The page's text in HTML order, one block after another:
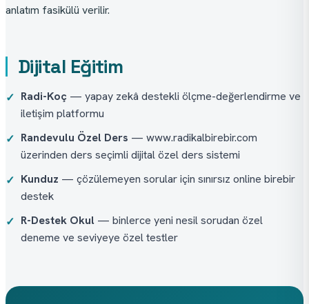
anlatım fasikülü verilir.
Dijital Eğitim
✓ Radi-Koç — yapay zekâ destekli ölçme-değerlendirme ve
iletişim platformu
✓ Randevulu Özel Ders — www.radikalbirebir.com
üzerinden ders seçimli dijital özel ders sistemi
✓ Kunduz — çözülemeyen sorular için sınırsız online birebir
destek
✓ R-Destek Okul — binlerce yeni nesil sorudan özel
deneme ve seviyeye özel testler